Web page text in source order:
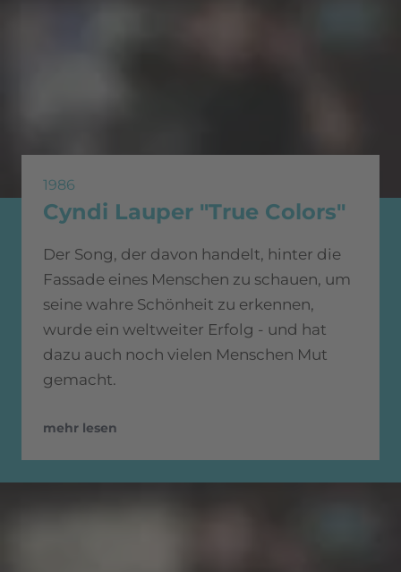
1986
Cyndi Lauper "True Colors"
Der Song, der davon handelt, hinter die
Fassade eines Menschen zu schauen, um
seine wahre Schönheit zu erkennen,
wurde ein weltweiter Erfolg - und hat
dazu auch noch vielen Menschen Mut
gemacht.
mehr lesen